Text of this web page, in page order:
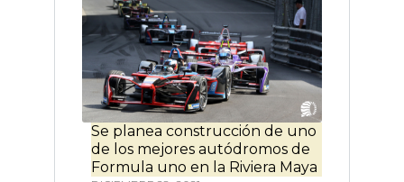
Se planea construcción de uno
de los mejores autódromos de
Formula uno en la Riviera Maya